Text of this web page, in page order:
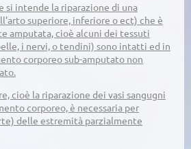
si intende la riparazione di una
superiore, inferiore o ect) che è
amputata, cioè alcuni dei tessuti
i nervi, o tendini) sono intatti ed in
corporeo sub-amputato non
cioè la riparazione dei vasi sangugni
corporeo, è necessaria per
delle estremità parzialmente